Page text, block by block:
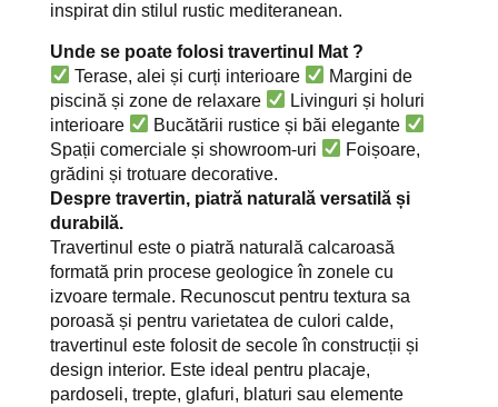
inspirat din stilul rustic mediteranean.
Unde se poate folosi travertinul Mat ?
Terase, alei și curți interioare
Margini de
piscină și zone de relaxare
Livinguri și holuri
interioare
Bucătării rustice și băi elegante
Spații comerciale și showroom-uri
Foișoare,
grădini și trotuare decorative.
Despre travertin, piatră naturală versatilă și
durabilă.
Travertinul este o piatră naturală calcaroasă
formată prin procese geologice în zonele cu
izvoare termale. Recunoscut pentru textura sa
poroasă și pentru varietatea de culori calde,
travertinul este folosit de secole în construcții și
design interior. Este ideal pentru placaje,
pardoseli, trepte, glafuri, blaturi sau elemente